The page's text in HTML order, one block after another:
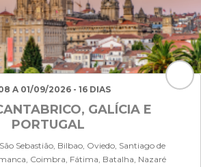
A 01/09/2026 - 16 DIAS
GALÍCIA E
PORTUGAL
Sebastião, Bilbao, Oviedo, Santiago de
Coimbra, Fátima, Batalha, Nazaré